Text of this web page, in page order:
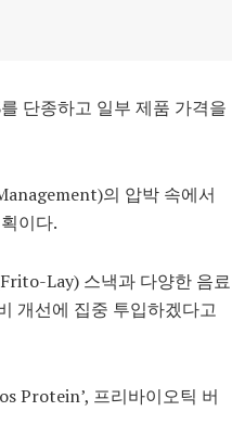
단종하고 일부 제품 가격을
의 압박 속에서
이다.
Lay) 스낵과 다양한 음료
개선에 집중 투입하겠다고
Protein’, 프리바이오틱 버